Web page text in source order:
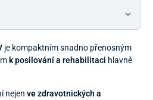
je kompaktním snadno přenosným
k posilování a rehabilitaci hlavně
nejen ve zdravotnických a